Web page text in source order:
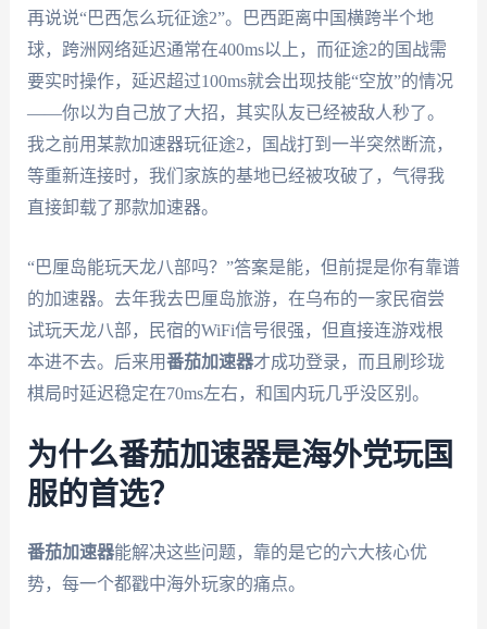
再说说“巴西怎么玩征途2”。巴西距离中国横跨半个地
球，跨洲网络延迟通常在400ms以上，而征途2的国战需
要实时操作，延迟超过100ms就会出现技能“空放”的情况
——你以为自己放了大招，其实队友已经被敌人秒了。
我之前用某款加速器玩征途2，国战打到一半突然断流，
等重新连接时，我们家族的基地已经被攻破了，气得我
直接卸载了那款加速器。
“巴厘岛能玩天龙八部吗？”答案是能，但前提是你有靠谱
的加速器。去年我去巴厘岛旅游，在乌布的一家民宿尝
试玩天龙八部，民宿的WiFi信号很强，但直接连游戏根
本进不去。后来用番茄加速器才成功登录，而且刷珍珑
棋局时延迟稳定在70ms左右，和国内玩几乎没区别。
为什么番茄加速器是海外党玩国
服的首选？
番茄加速器能解决这些问题，靠的是它的六大核心优
势，每一个都戳中海外玩家的痛点。